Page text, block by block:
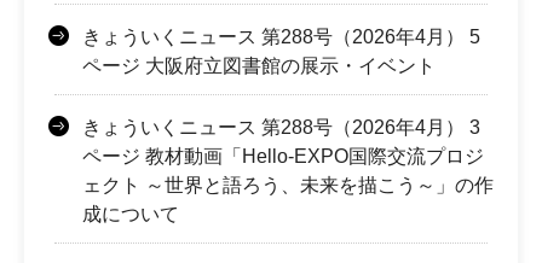
きょういくニュース 第288号（2026年4月） 5
ページ 大阪府立図書館の展示・イベント
きょういくニュース 第288号（2026年4月） 3
ページ 教材動画「Hello-EXPO国際交流プロジ
ェクト ～世界と語ろう、未来を描こう～」の作
成について